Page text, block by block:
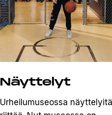
Näyttelyt
Urheilumuseossa näyttelyitä